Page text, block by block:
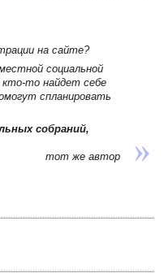
на сайте?
социальной
то найдет себе
спланировать
собраний,
тот же автор